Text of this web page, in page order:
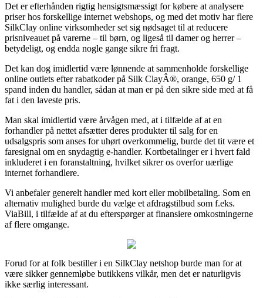
Det er efterhånden rigtig hensigtsmæssigt for købere at analysere
priser hos forskellige internet webshops, og med det motiv har flere
SilkClay online virksomheder set sig nødsaget til at reducere
prisniveauet på varerne – til børn, og ligeså til damer og herrer –
betydeligt, og endda nogle gange sikre fri fragt.
Det kan dog imidlertid være lønnende at sammenholde forskellige
online outlets efter rabatkoder på Silk ClayÂ®, orange, 650 g/ 1
spand inden du handler, sådan at man er på den sikre side med at få
fat i den laveste pris.
Man skal imidlertid være årvågen med, at i tilfælde af at en
forhandler på nettet afsætter deres produkter til salg for en
udsalgspris som anses for uhørt overkommelig, burde det tit være et
faresignal om en snydagtig e-handler. Kortbetalinger er i hvert fald
inkluderet i en foranstaltning, hvilket sikrer os overfor uærlige
internet forhandlere.
Vi anbefaler generelt handler med kort eller mobilbetaling. Som en
alternativ mulighed burde du vælge et afdragstilbud som f.eks.
ViaBill, i tilfælde af at du efterspørger at finansiere omkostningerne
af flere omgange.
Forud for at folk bestiller i en SilkClay netshop burde man for at
være sikker gennemløbe butikkens vilkår, men det er naturligvis
ikke særlig interessant.